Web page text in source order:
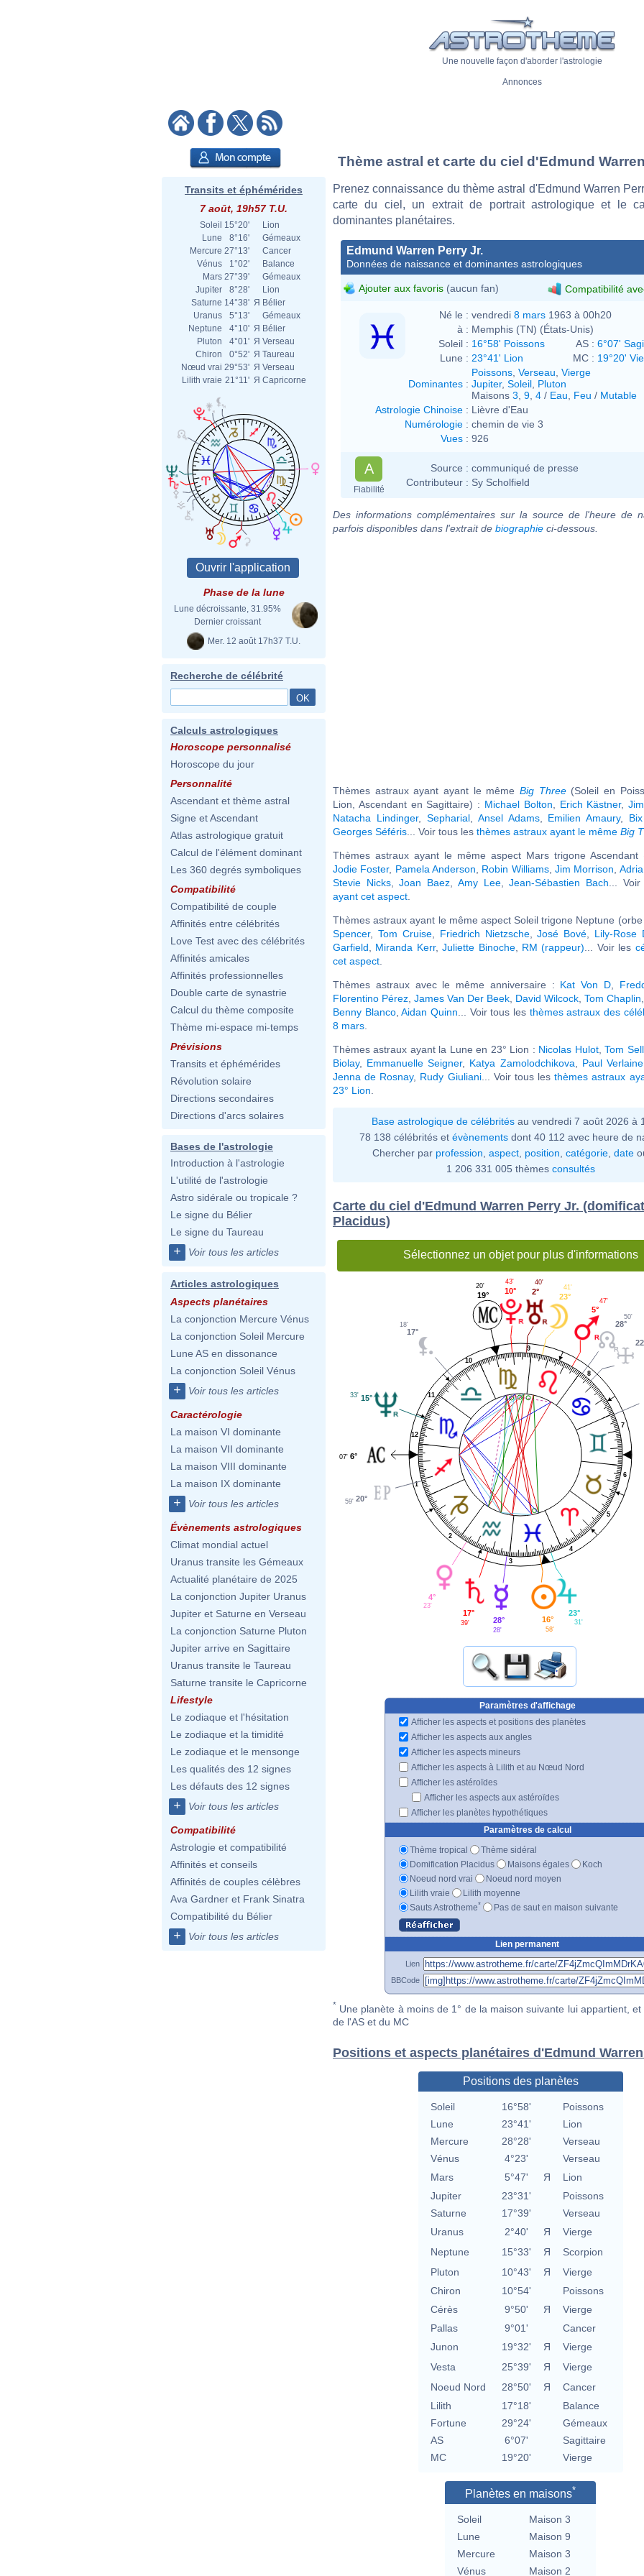
Une nouvelle façon d'aborder l'astrologie
Annonces
Transits et éphémérides
7 août, 19h57 T.U.
Soleil 15°20'
Lion
Lune
8°16'
Gémeaux
Mercure 27°13'
Cancer
Vénus
1°02'
Balance
Mars 27°39'
Gémeaux
Jupiter
8°28'
Lion
Saturne 14°38' Я Bélier
Uranus
5°13'
Gémeaux
Neptune
4°10' Я Bélier
Pluton
4°01' Я Verseau
Chiron
0°52' Я Taureau
Nœud vrai 29°53' Я Verseau
Lilith vraie 21°11' Я Capricorne
Phase de la lune
Lune décroissante, 31.95%
Dernier croissant
Mer. 12 août 17h37 T.U.
Recherche de célébrité
Calculs astrologiques
Horoscope personnalisé
Horoscope du jour
Personnalité
Ascendant et thème astral
Signe et Ascendant
Atlas astrologique gratuit
Calcul de l'élément dominant
Les 360 degrés symboliques
Compatibilité
Compatibilité de couple
Affinités entre célébrités
Love Test avec des célébrités
Affinités amicales
Affinités professionnelles
Double carte de synastrie
Calcul du thème composite
Thème mi-espace mi-temps
Prévisions
Transits et éphémérides
Révolution solaire
Directions secondaires
Directions d'arcs solaires
Bases de l'astrologie
Introduction à l'astrologie
L'utilité de l'astrologie
Astro sidérale ou tropicale ?
Le signe du Bélier
Le signe du Taureau
+ Voir tous les articles
Articles astrologiques
Aspects planétaires
La conjonction Mercure Vénus
La conjonction Soleil Mercure
Lune AS en dissonance
La conjonction Soleil Vénus
+ Voir tous les articles
Caractérologie
La maison VI dominante
La maison VII dominante
La maison VIII dominante
La maison IX dominante
+ Voir tous les articles
Évènements astrologiques
Climat mondial actuel
Uranus transite les Gémeaux
Actualité planétaire de 2025
La conjonction Jupiter Uranus
Jupiter et Saturne en Verseau
La conjonction Saturne Pluton
Jupiter arrive en Sagittaire
Uranus transite le Taureau
Saturne transite le Capricorne
Lifestyle
Le zodiaque et l'hésitation
Le zodiaque et la timidité
Le zodiaque et le mensonge
Les qualités des 12 signes
Les défauts des 12 signes
+ Voir tous les articles
Compatibilité
Astrologie et compatibilité
Affinités et conseils
Affinités de couples célèbres
Ava Gardner et Frank Sinatra
Compatibilité du Bélier
+ Voir tous les articles
Thème astral et carte du ciel d'Edmund
Prenez connaissance du thème astral d'Edmund Warren
carte du ciel, un extrait de portrait astrologique et le
dominantes planétaires.
Edmund Warren Perry Jr.
Données de naissance et dominantes astrologiques
Ajouter aux favoris (aucun fan) Compatibilité
Né le : vendredi 8 mars 1963 à 00h20
à : Memphis (TN) (États-Unis)
Soleil : 16°58' Poissons AS : 6°07'
Lune : 23°41' Lion MC : 19°20'
Dominantes :
Poissons Verseau Vierge
Jupiter, Soleil Pluton
Maisons 3 9 4 / Eau Feu / Mutable
Astrologie Chinoise : Lièvre d'Eau
Numérologie : chemin de vie 3
Vues : 926
A
Fiabilité
Source : communiqué de presse
Contributeur : Sy Scholfield
Des informations complémentaires sur la source de l'heure de
parfois disponibles dans l'extrait de biographie ci-dessous.
Thèmes astraux ayant ayant le même Big Three(Soleil en
Lion, Ascendant en Sagittaire) : Michael Bolton Erich Kästner,
Natacha Lindinger, Sepharial, Ansel Adams, Emilien Amaury,
Georges Séféris ... Voir tous les thèmes astraux ayant le même Big
Thèmes astraux ayant le même aspect Mars trigone Ascendant
Jodie Foster, Pamela Anderson Robin Williams,Jim Morrison
Stevie Nicks,Joan Baez Amy Lee,Jean-Sébastien Bach ...
ayant cet aspect
Thèmes astraux ayant le même aspect Soleil trigone Neptune (orbe
Spencer, Tom Cruise, Friedrich Nietzsche,José Bové Lily-Rose
Garfield
Miranda Kerr,Juliette Binoche, RM (rappeur) ... Voir les
cet aspect
Thèmes astraux avec le même anniversaire : Kat Von D,
Florentino Pérez James Van Der Beek David Wilcock Tom Chaplin
Benny Blanco,Aidan Quinn ... Voir tous les thèmes astraux des
8 mars
Thèmes astraux ayant la Lune en 23° Lion : Nicolas Hulot,Tom
Biolay, Emmanuelle Seigner, Katya Zamolodchikova Paul Verlaine,
Jenna de Rosnay, Rudy Giuliani... Voir tous lesthèmes astraux
23° Lion
Base astrologique de célébrités au vendredi 7 août 2026 à
78 138 célébrités et évènementsdont 40 112 avec heure de
Chercher par profession aspect position catégorie date
1 206 331 005 thèmes consultés
Carte du ciel d'Edmund Warren Perry Jr.
Placidus)
Sélectionnez un objet pour plus d'informations
1
2
3
4
5
6
7
8
9
10
11
12
28°
50'
5°
47'
23°
41'
2°
40'
10°
43'
19°
20'
17°
18'
15°
33'
6°
07'
20°
59'
4°
23'
17°
39' 28°
28'
16°
58'
23°
31'
Paramètres d'affichage
Afficher les aspects et positions des planètes
Afficher les aspects aux angles
Afficher les aspects mineurs
Afficher les aspects à Lilith et au Nœud Nord
Afficher les astéroïdes
Afficher les aspects aux astéroïdes
Afficher les planètes hypothétiques
Paramètres de calcul
Thème tropical
Thème sidéral
Domification Placidus
Maisons égales
Koch
Noeud nord vrai
Noeud nord moyen
Lilith vraie
Lilith moyenne
Sauts Astrotheme* Pas de saut en maison suivante
Lien permanent
Lien
BBCode
* Une planète à moins de 1° de la maison suivante lui appartient, et
de l'AS et du MC
Positions et aspects planétaires d'Edmund
Positions des planètes
Soleil 16°58'
Poissons
Lune
23°41'
Lion
Mercure
28°28'
Verseau
Vénus
4°23'
Verseau
Mars
5°47' Я
Lion
Jupiter
23°31'
Poissons
Saturne
17°39'
Verseau
Uranus
2°40' Я
Vierge
Neptune
15°33' Я
Scorpion
Pluton
10°43' Я
Vierge
Chiron
10°54'
Poissons
Cérès
9°50' Я
Vierge
Pallas
9°01'
Cancer
Junon
19°32' Я
Vierge
Vesta
25°39' Я
Vierge
Noeud Nord
28°50' Я
Cancer
Lilith
17°18'
Balance
Fortune
29°24'
Gémeaux
AS
6°07'
Sagittaire
MC
19°20' Vierge
Planètes en maisons*
Soleil
Maison 3
Lune
Maison 9
Mercure
Maison 3
Vénus
Maison 2